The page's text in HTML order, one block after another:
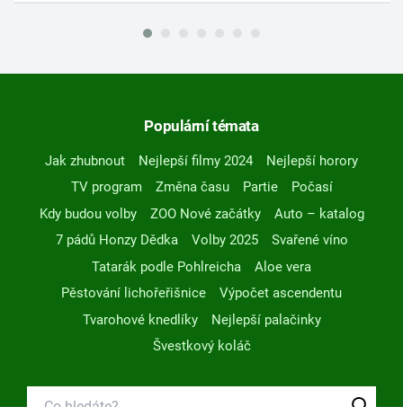
Populární témata
Jak zhubnout Nejlepší filmy 2024
Nejlepší horory
TV program
Změna času Partie
Počasí
Kdy budou volby
ZOO Nové začátky
Auto – katalog
7 pádů Honzy Dědka
Volby 2025
Svařené víno
Tatarák podle Pohlreicha
Aloe vera
Pěstování lichořeřišnice
Výpočet ascendentu
Tvarohové knedlíky
Nejlepší palačinky
Švestkový koláč